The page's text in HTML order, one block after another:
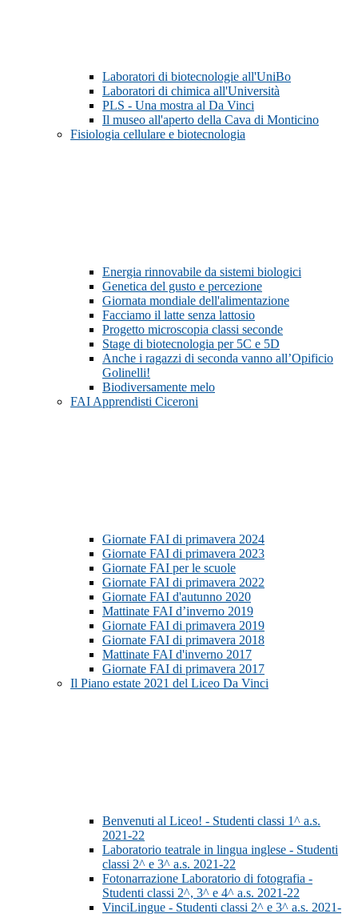
Laboratori di biotecnologie all'UniBo
Laboratori di chimica all'Università
PLS - Una mostra al Da Vinci
Il museo all'aperto della Cava di Monticino
Fisiologia cellulare e biotecnologia
Energia rinnovabile da sistemi biologici
Genetica del gusto e percezione
Giornata mondiale dell'alimentazione
Facciamo il latte senza lattosio
Progetto microscopia classi seconde
Stage di biotecnologia per 5C e 5D
Anche i ragazzi di seconda vanno all’Opificio
Golinelli!
Biodiversamente melo
FAI Apprendisti Ciceroni
Giornate FAI di primavera 2024
Giornate FAI di primavera 2023
Giornate FAI per le scuole
Giornate FAI di primavera 2022
Giornate FAI d'autunno 2020
Mattinate FAI d’inverno 2019
Giornate FAI di primavera 2019
Giornate FAI di primavera 2018
Mattinate FAI d'inverno 2017
Giornate FAI di primavera 2017
Il Piano estate 2021 del Liceo Da Vinci
Benvenuti al Liceo! - Studenti classi 1^ a.s.
2021-22
Laboratorio teatrale in lingua inglese - Studenti
classi 2^ e 3^ a.s. 2021-22
Fotonarrazione Laboratorio di fotografia -
Studenti classi 2^, 3^ e 4^ a.s. 2021-22
VinciLingue - Studenti classi 2^ e 3^ a.s. 2021-